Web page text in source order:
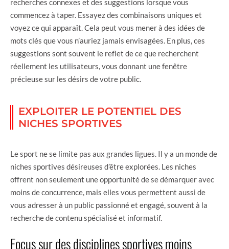
commencez à taper. Essayez des combinaisons uniques et
voyez ce qui apparaît. Cela peut vous mener à des idées de
mots clés que vous n’auriez jamais envisagées. En plus, ces
suggestions sont souvent le reflet de ce que recherchent
réellement les utilisateurs, vous donnant une fenêtre
précieuse sur les désirs de votre public.
EXPLOITER LE POTENTIEL DES
NICHES SPORTIVES
Le sport ne se limite pas aux grandes ligues. Il y a un monde de
niches sportives désireuses d’être explorées. Les niches
offrent non seulement une opportunité de se démarquer avec
moins de concurrence, mais elles vous permettent aussi de
vous adresser à un public passionné et engagé, souvent à la
recherche de contenu spécialisé et informatif.
Focus sur des disciplines sportives moins